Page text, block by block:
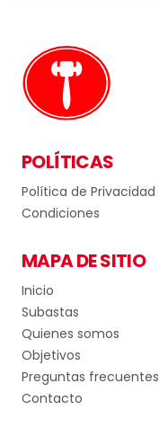
POLÍTICAS
Política de Privacidad
Condiciones
MAPA DE SITIO
Inicio
Subastas
Quienes somos
Objetivos
Preguntas frecuentes
Contacto